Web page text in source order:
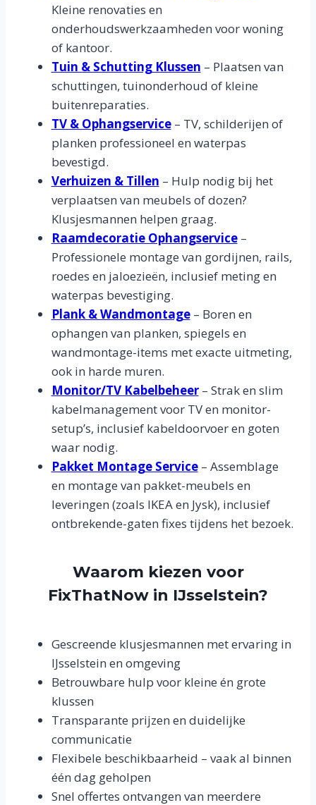
Kleine renovaties en
onderhoudswerkzaamheden voor woning
of kantoor.
Tuin & Schutting Klussen – Plaatsen van
schuttingen, tuinonderhoud of kleine
buitenreparaties.
TV & Ophangservice– TV, schilderijen of
planken professioneel en waterpas
bevestigd.
Verhuizen & Tillen – Hulp nodig bij het
verplaatsen van meubels of dozen?
Klusjesmannen helpen graag.
Raamdecoratie Ophangservice –
Professionele montage van gordijnen, rails,
roedes en jaloezieën, inclusief meting en
waterpas bevestiging.
Plank & Wandmontage – Boren en
ophangen van planken, spiegels en
wandmontage-items met exacte uitmeting,
ook in harde muren.
Monitor/TV Kabelbeheer– Strak en slim
kabelmanagement voor TV en monitor-
setup’s, inclusief kabeldoorvoer en goten
waar nodig.
Pakket Montage Service– Assemblage
en montage van pakket-meubels en
leveringen (zoals IKEA en Jysk), inclusief
ontbrekende-gaten fixes tijdens het bezoek.
Waarom kiezen voor
FixThatNow in IJsselstein?
Gescreende klusjesmannen met ervaring in
IJsselstein en omgeving
Betrouwbare hulp voor kleine én grote
klussen
Transparante prijzen en duidelijke
communicatie
Flexibele beschikbaarheid – vaak al binnen
één dag geholpen
Snel offertes ontvangen van meerdere